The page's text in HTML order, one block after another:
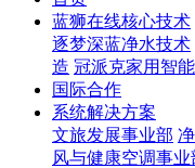
蓝狮在线核心技术
逐梦深蓝净水技术
造 冠派克家用智
国际合作
系统解决方案
文旅发展事业部
风与健康空调事业